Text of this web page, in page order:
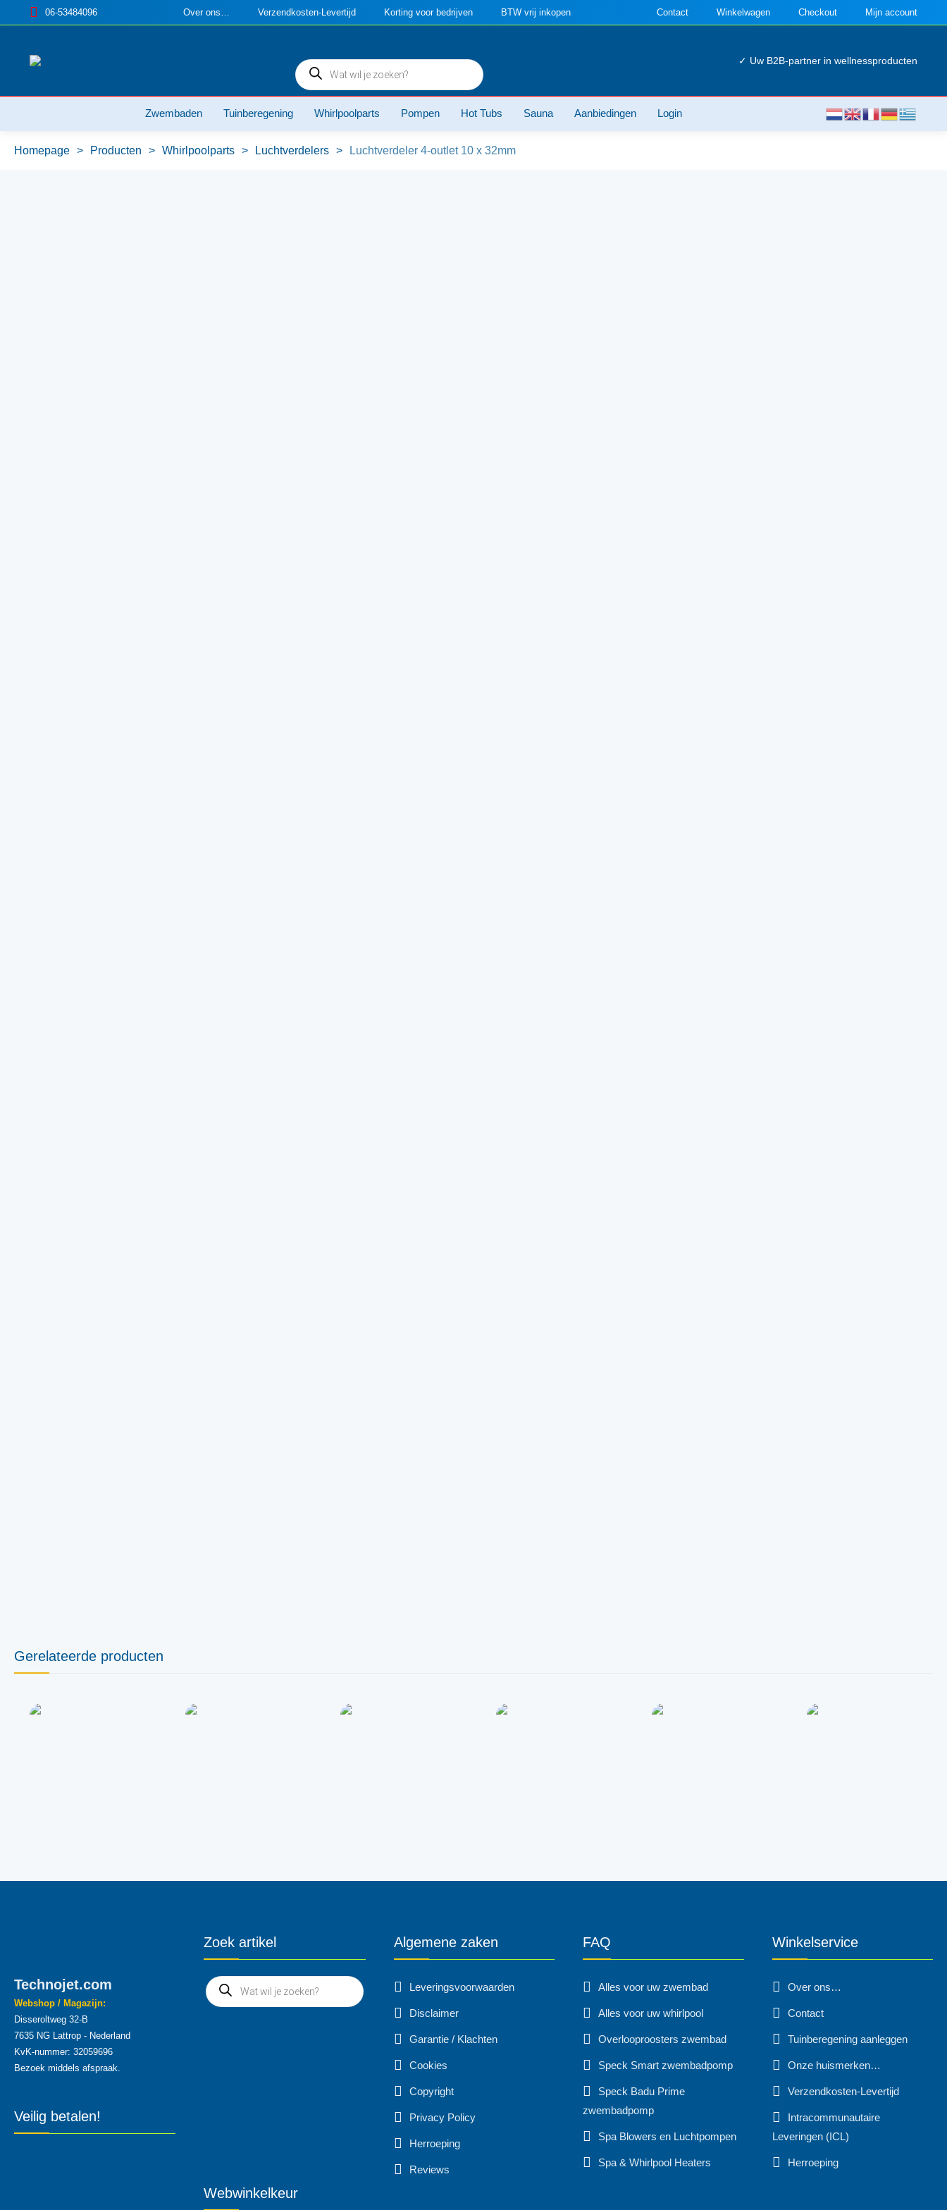
06-53484096 Over ons… Verzendkosten-Levertijd Korting voor bedrijven BTW vrij inkopen Contact Winkelwagen Checkout Mijn account
Producten
zoeken
✓ Uw B2B-partner in wellnessproducten
Zwembaden Tuinberegening Whirlpoolparts Pompen Hot Tubs Sauna Aanbiedingen Login
Homepage > Producten > Whirlpoolparts > Luchtverdelers > Luchtverdeler 4-outlet 10 x 32mm
Gerelateerde producten
Technojet.com
Webshop / Magazijn:
Disseroltweg 32-B
7635 NG Lattrop - Nederland
KvK-nummer: 32059696
Bezoek middels afspraak.
Veilig betalen!
Zoek artikel
Webwinkelkeur
Algemene zaken
Leveringsvoorwaarden
Disclaimer
Garantie / Klachten
Cookies
Copyright
Privacy Policy
Herroeping
Reviews
FAQ
Alles voor uw zwembad
Alles voor uw whirlpool
Overlooproosters zwembad
Speck Smart zwembadpomp
Speck Badu Prime
zwembadpomp
Spa Blowers en Luchtpompen
Spa & Whirlpool Heaters
Winkelservice
Over ons…
Contact
Tuinberegening aanleggen
Onze huismerken…
Verzendkosten-Levertijd
Intracommunautaire
Leveringen (ICL)
Herroeping